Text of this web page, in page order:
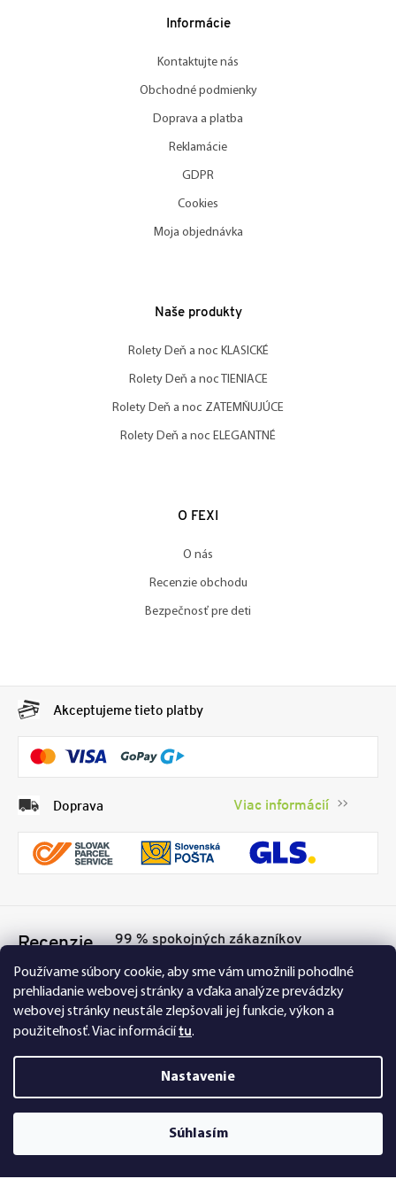
Používame súbory cookie, aby sme vám umožnili pohodlné
prehliadanie webovej stránky a vďaka analýze prevádzky
webovej stránky neustále zlepšovali jej funkcie, výkon a
použiteľnosť.Viac informáciítu.
Nastavenie
Súhlasím
Informácie
Kontaktujte nás
Obchodné podmienky
Doprava a platba
Reklamácie
GDPR
Cookies
Moja objednávka
Naše produkty
Rolety Deň a noc KLASICKÉ
Rolety Deň a noc TIENIACE
Rolety Deň a noc ZATEMŇUJÚCE
Rolety Deň a noc ELEGANTNÉ
O FEXI
O nás
Recenzie obchodu
Bezpečnosť pre deti
Akceptujeme tieto platby
Doprava Viac informácií
Recenzie 99 % spokojných zákazníkov
Nakupujte na FEXI bezpečne a bez obáv. Vďaka